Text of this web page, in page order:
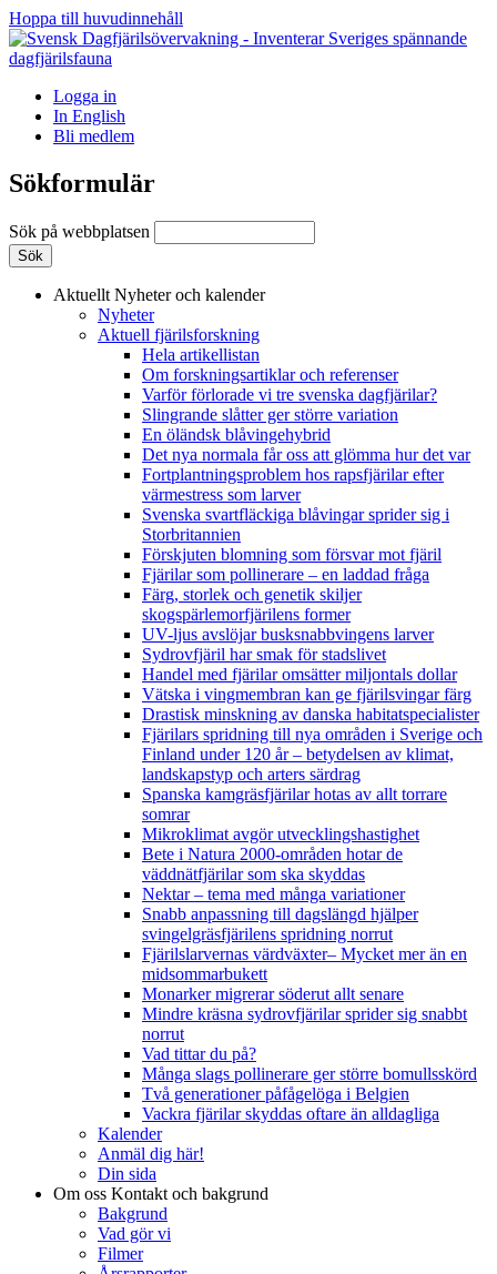
Hoppa till huvudinnehåll
Logga in
In English
Bli medlem
Sökformulär
Sök på webbplatsen
Aktuellt Nyheter och kalender
Nyheter
Aktuell fjärilsforskning
Hela artikellistan
Om forskningsartiklar och referenser
Varför förlorade vi tre svenska dagfjärilar?
Slingrande slåtter ger större variation
En öländsk blåvingehybrid
Det nya normala får oss att glömma hur det var
Fortplantningsproblem hos rapsfjärilar efter
värmestress som larver
Svenska svartfläckiga blåvingar sprider sig i
Storbritannien
Förskjuten blomning som försvar mot fjäril
Fjärilar som pollinerare – en laddad fråga
Färg, storlek och genetik skiljer
skogspärlemorfjärilens former
UV-ljus avslöjar busksnabbvingens larver
Sydrovfjäril har smak för stadslivet
Handel med fjärilar omsätter miljontals dollar
Vätska i vingmembran kan ge fjärilsvingar färg
Drastisk minskning av danska habitatspecialister
Fjärilars spridning till nya områden i Sverige och
Finland under 120 år– betydelsen av klimat,
landskapstyp och arters särdrag
Spanska kamgräsfjärilar hotas av allt torrare
somrar
Mikroklimat avgör utvecklingshastighet
Bete i Natura 2000-områden hotar de
väddnätfjärilar som ska skyddas
Nektar – tema med många variationer
Snabb anpassning till dagslängd hjälper
svingelgräsfjärilens spridning norrut
Fjärilslarvernas värdväxter– Mycket mer än en
midsommarbukett
Monarker migrerar söderut allt senare
Mindre kräsna sydrovfjärilar sprider sig snabbt
norrut
Vad tittar du på?
Många slags pollinerare ger större bomullsskörd
Två generationer påfågelöga i Belgien
Vackra fjärilar skyddas oftare än alldagliga
Kalender
Anmäl dig här!
Din sida
Om oss Kontakt och bakgrund
Bakgrund
Vad gör vi
Filmer